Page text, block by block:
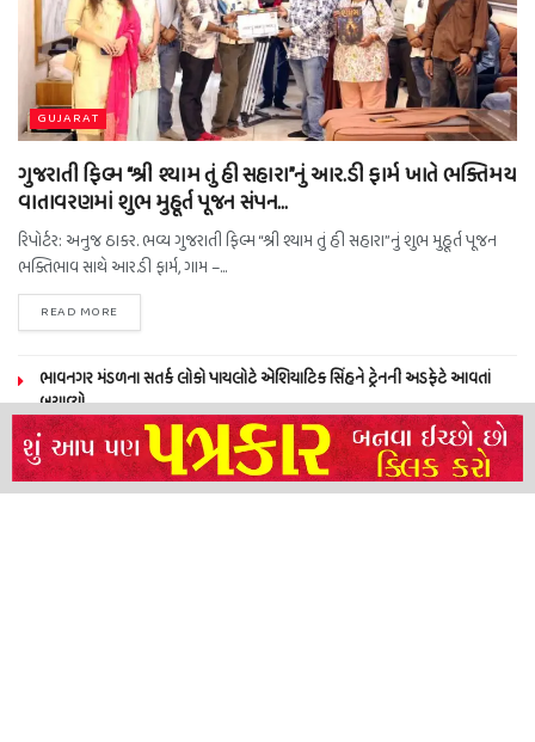
GUJARAT
ગુજરાતી ફિલ્મ “શ્રી શ્યામ તું હી સહારા”નું આર.ડી ફાર્મ ખાતે ભક્તિમય
વાતાવરણમાં શુભ મુહૂર્ત પૂજન સંપન…
રિપોર્ટર: અનુજ ઠાકર. ભવ્ય ગુજરાતી ફિલ્મ “શ્રી શ્યામ તું હી સહારા”નું શુભ મુહૂર્ત પૂજન
ભક્તિભાવ સાથે આર.ડી ફાર્મ, ગામ –...
READ MORE
ભાવનગર મંડળના સતર્ક લોકો પાયલોટે એશિયાટિક સિંહને ટ્રેનની અડફેટે આવતાં
બચાવ્યો
NEERAJ TIWARI’S ACTION FRANCHISE ROLLS WITH TIGER SHROFF,
REMO D’SOUZA AND A POWER-PACKED ENSEMBLE
ધારી પત્રકાર સંઘ – અમરેલી બ્રોડગેજ કમેટી દ્વારા જીલ્લા કલેકટર ને આવેદનપત્ર